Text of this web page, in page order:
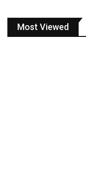
Most Viewed